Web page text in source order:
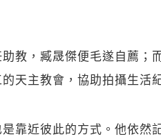
教，臧晟傑便毛遂自薦；
天主教會，協助拍攝生活
靠近彼此的方式。他依然